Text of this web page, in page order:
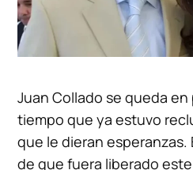
Juan Collado se queda
tiempo que ya estuvo
que le dieran esperanzas.
de que fuera liberado